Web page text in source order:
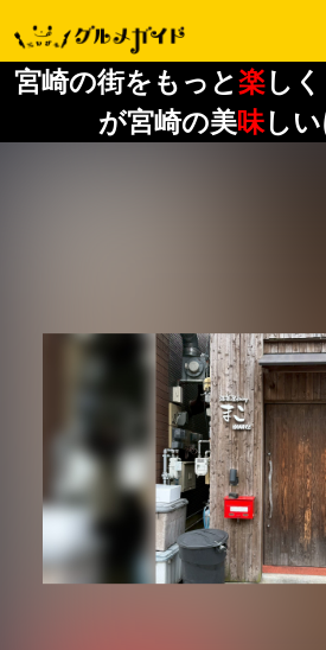
宮崎の街をもっと楽し
が宮崎の美味しい